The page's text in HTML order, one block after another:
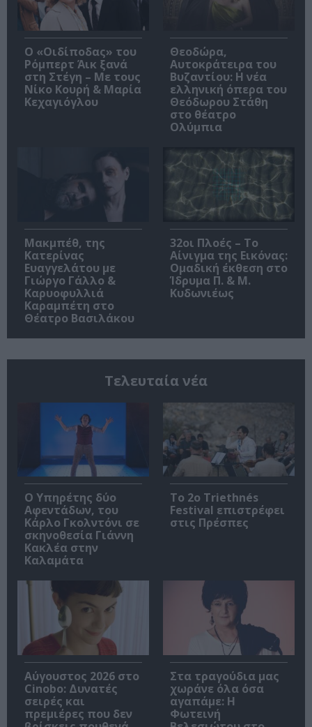
O «Οιδίποδας» του
Ρόμπερτ Άικ ξανά
στη Στέγη – Με τους
Νίκο Κουρή & Μαρία
Κεχαγιόγλου
Θεοδώρα,
Αυτοκράτειρα του
Βυζαντίου: Η νέα
ελληνική όπερα του
Θεόδωρου Στάθη
στο θέατρο
Ολύμπια
Μακμπέθ, της
Κατερίνας
Ευαγγελάτου με
Γιώργο Γάλλο &
Καρυοφυλλιά
Καραμπέτη στο
Θέατρο Βασιλάκου
32οι Πλοές – Το
Αίνιγμα της Εικόνας:
Ομαδική έκθεση στο
Ίδρυμα Π. & Μ.
Κυδωνιέως
Τελευταία νέα
Ο Υπηρέτης δύο
Αφεντάδων, του
Κάρλο Γκολντόνι σε
σκηνοθεσία Γιάννη
Κακλέα στην
Καλαμάτα
Το 2ο Triethnés
Festival επιστρέφει
στις Πρέσπες
Αύγουστος 2026 στο
Cinobo: Δυνατές
σειρές και
πρεμιέρες που δεν
Στα τραγούδια μας
χωράνε όλα όσα
αγαπάμε: Η
Φωτεινή